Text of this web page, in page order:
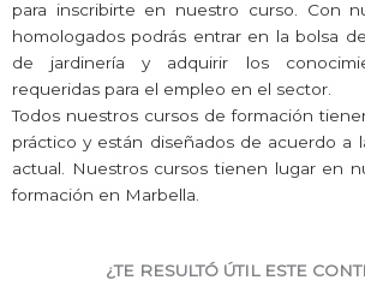
para inscribirte en nuestro curso. Con
homologados podrás entrar en la bolsa
de jardinería y adquirir los
requeridas para el empleo en el sector.
Todos nuestros cursos de formación
práctico y están diseñados de acuerdo a
actual. Nuestros cursos tienen lugar en
formación en Marbella.
¿TE RESULTÓ ÚTIL ESTE